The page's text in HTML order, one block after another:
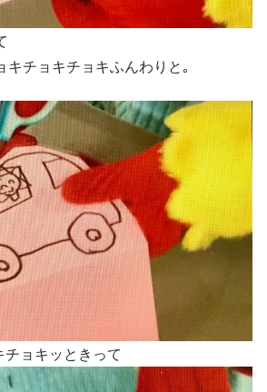
キチョキチョキふんわりと｡
ョキッときって